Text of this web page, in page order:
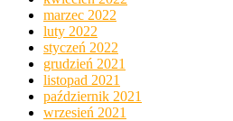
marzec 2022
luty 2022
styczeń 2022
grudzień 2021
listopad 2021
październik 2021
wrzesień 2021